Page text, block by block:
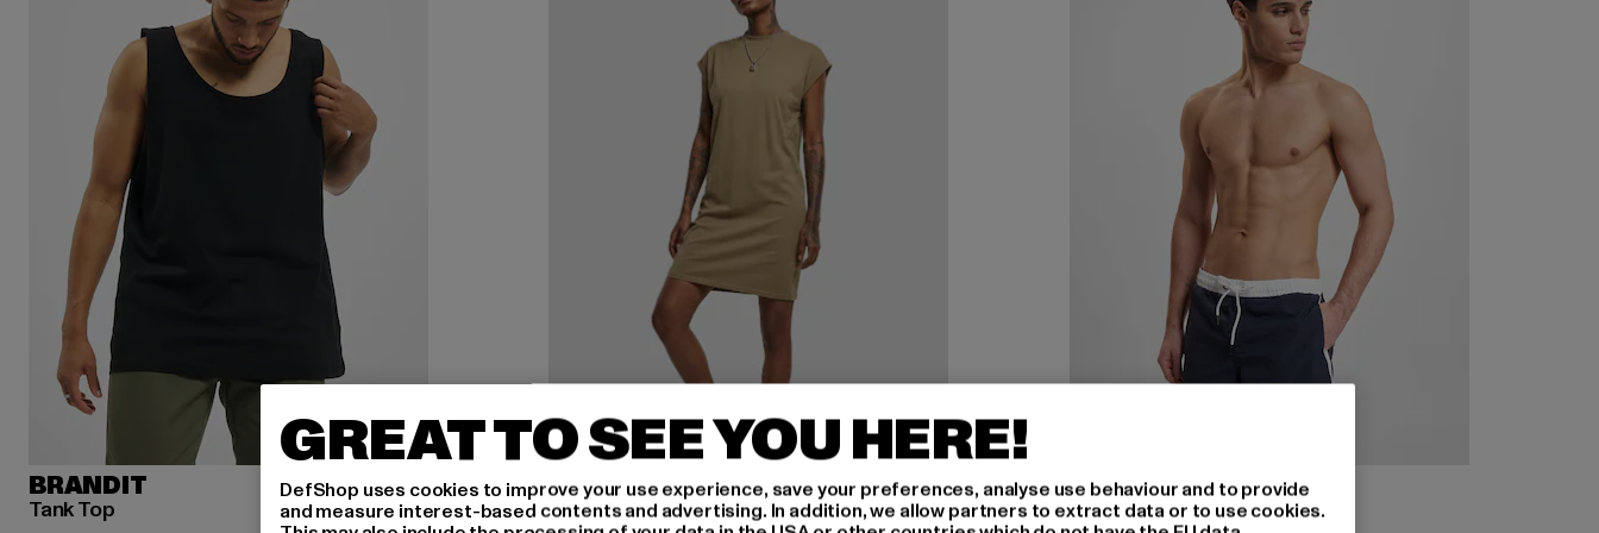
BRANDIT
Tank Top
URBAN CLASSICS
Retro
GREAT TO SEE YOU HERE!
DefShop uses cookies to improve your use experience, save your preferences, analyse use behaviour and to provide
and measure interest-based contents and advertising. In addition, we allow partners to extract data or to use cookies.